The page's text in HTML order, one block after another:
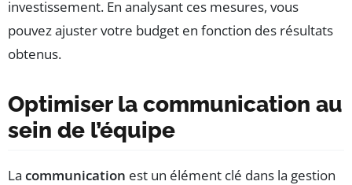
investissement. En analysant ces mesures, vous
pouvez ajuster votre budget en fonction des résultats
obtenus.
Optimiser la communication au
sein de l’équipe
La communication est un élément clé dans la gestion